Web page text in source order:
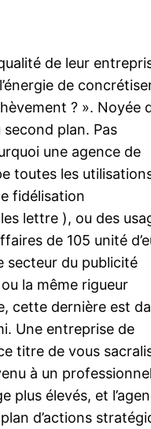
de leur
de
? ». Noyée
plan. Pas
une agence de
toutes les
fidélisation
lettre ), ou des
de 105 unité
secteur du publicité
la même rigueur
cette dernière est
Une entreprise de
titre de vous
à un
plus élevés, et
d’actions